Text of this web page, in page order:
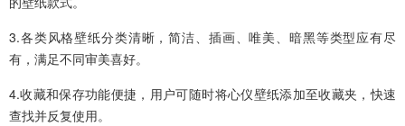
3.各类风格壁纸分类清晰，简洁、插画、唯美、暗黑等类型应有尽
有，满足不同审美喜好。
4.收藏和保存功能便捷，用户可随时将心仪壁纸添加至收藏夹，快速
查找并反复使用。